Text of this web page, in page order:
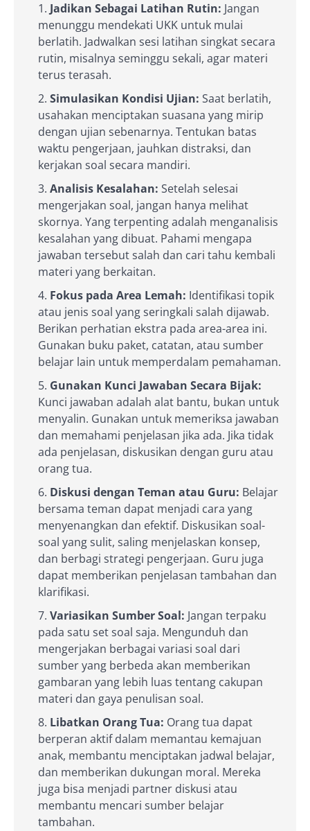
Jadikan Sebagai Latihan Rutin: Jangan
menunggu mendekati UKK untuk mulai
berlatih. Jadwalkan sesi latihan singkat secara
rutin, misalnya seminggu sekali, agar materi
terus terasah.
Simulasikan Kondisi Ujian: Saat berlatih,
usahakan menciptakan suasana yang mirip
dengan ujian sebenarnya. Tentukan batas
waktu pengerjaan, jauhkan distraksi, dan
kerjakan soal secara mandiri.
Analisis Kesalahan: Setelah selesai
mengerjakan soal, jangan hanya melihat
skornya. Yang terpenting adalah menganalisis
kesalahan yang dibuat. Pahami mengapa
jawaban tersebut salah dan cari tahu kembali
materi yang berkaitan.
Fokus pada Area Lemah: Identifikasi topik
atau jenis soal yang seringkali salah dijawab.
Berikan perhatian ekstra pada area-area ini.
Gunakan buku paket, catatan, atau sumber
belajar lain untuk memperdalam pemahaman.
Gunakan Kunci Jawaban Secara Bijak:
Kunci jawaban adalah alat bantu, bukan untuk
menyalin. Gunakan untuk memeriksa jawaban
dan memahami penjelasan jika ada. Jika tidak
ada penjelasan, diskusikan dengan guru atau
orang tua.
Diskusi dengan Teman atau Guru: Belajar
bersama teman dapat menjadi cara yang
menyenangkan dan efektif. Diskusikan soal-
soal yang sulit, saling menjelaskan konsep,
dan berbagi strategi pengerjaan. Guru juga
dapat memberikan penjelasan tambahan dan
klarifikasi.
Variasikan Sumber Soal: Jangan terpaku
pada satu set soal saja. Mengunduh dan
mengerjakan berbagai variasi soal dari
sumber yang berbeda akan memberikan
gambaran yang lebih luas tentang cakupan
materi dan gaya penulisan soal.
Libatkan Orang Tua: Orang tua dapat
berperan aktif dalam memantau kemajuan
anak, membantu menciptakan jadwal belajar,
dan memberikan dukungan moral. Mereka
juga bisa menjadi partner diskusi atau
membantu mencari sumber belajar
tambahan.